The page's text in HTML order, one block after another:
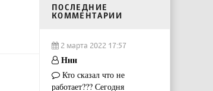
ПОСЛЕДНИЕ
КОММЕНТАРИИ
2 марта 2022 17:57
Ннн
Кто сказал что не
работает??? Сегодня